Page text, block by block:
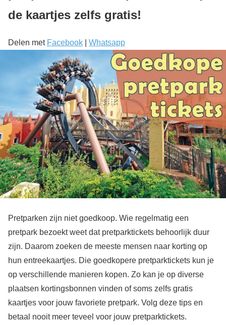
de kaartjes zelfs gratis!
Delen met Facebook Whatsapp
Pretparken zijn niet goedkoop. Wie regelmatig een
pretpark bezoekt weet dat pretparktickets behoorlijk duur
zijn. Daarom zoeken de meeste mensen naar korting op
hun entreekaartjes. Die goedkopere pretparktickets kun je
op verschillende manieren kopen. Zo kan je op diverse
plaatsen kortingsbonnen vinden of soms zelfs gratis
kaartjes voor jouw favoriete pretpark. Volg deze tips en
betaal nooit meer teveel voor jouw pretparktickets.